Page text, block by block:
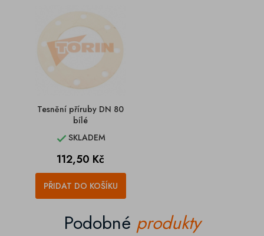
Tesnění příruby DN 80
bílé
SKLADEM
Cena
112,50 Kč
PŘIDAT DO KOŠÍKU
Podobné produkty